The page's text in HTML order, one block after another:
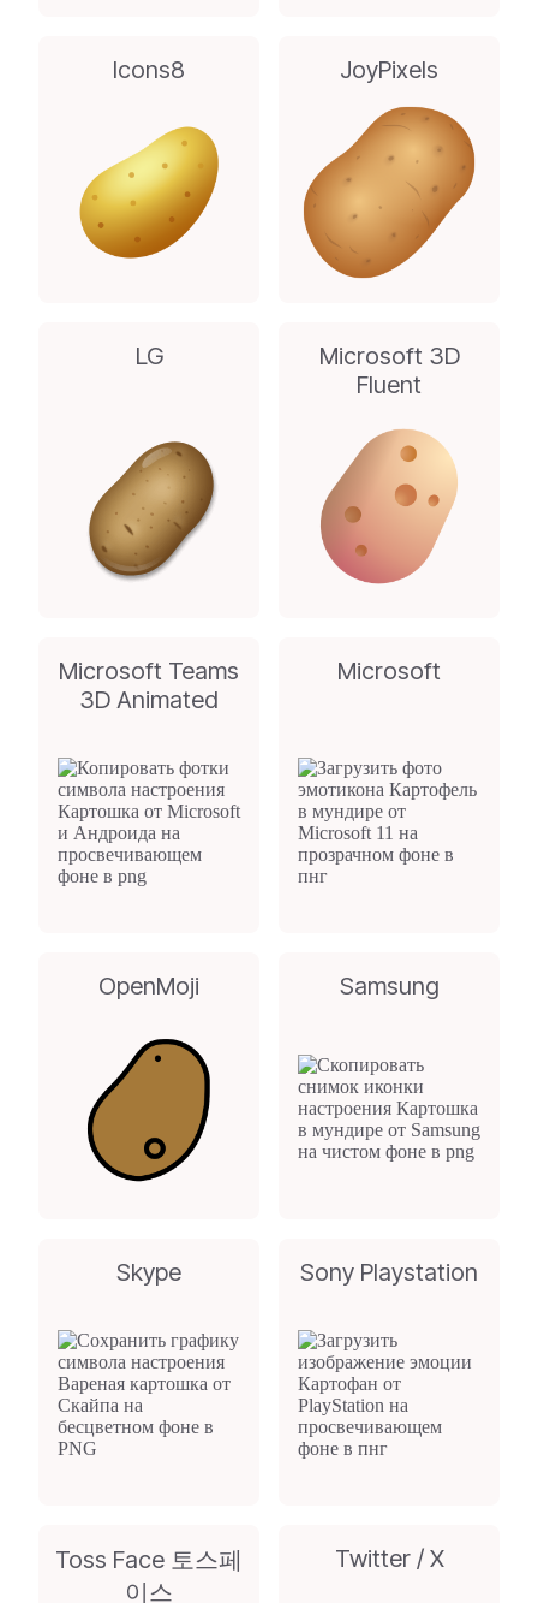
Icons8 JoyPixels
LG
Microsoft 3D
Fluent
Microsoft Teams
3D Animated
Microsoft
OpenMoji Samsung
Skype Sony Playstation
Toss Face 토스페
이스
Twitter / X